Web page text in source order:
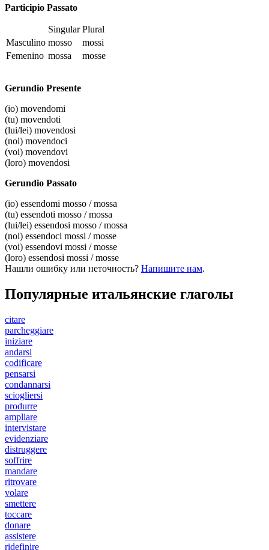
Participio Passato
Singular Plural
Masculino mosso
mossi
Femenino mossa mosse
Gerundio Presente
(io) movendomi
(tu) movendoti
(lui/lei) movendosi
(noi) movendoci
(voi) movendovi
(loro) movendosi
Gerundio Passato
(io) essendomi mosso / mossa
(tu) essendoti mosso / mossa
(lui/lei) essendosi mosso / mossa
(noi) essendoci mossi / mosse
(voi) essendovi mossi / mosse
(loro) essendosi mossi / mosse
Нашли ошибку или неточность? Напишите нам.
Популярные итальянские глаголы
citare
parcheggiare
iniziare
andarsi
codificare
pensarsi
condannarsi
sciogliersi
produrre
ampliare
intervistare
evidenziare
distruggere
soffrire
mandare
ritrovare
volare
smettere
toccare
donare
assistere
ridefinire